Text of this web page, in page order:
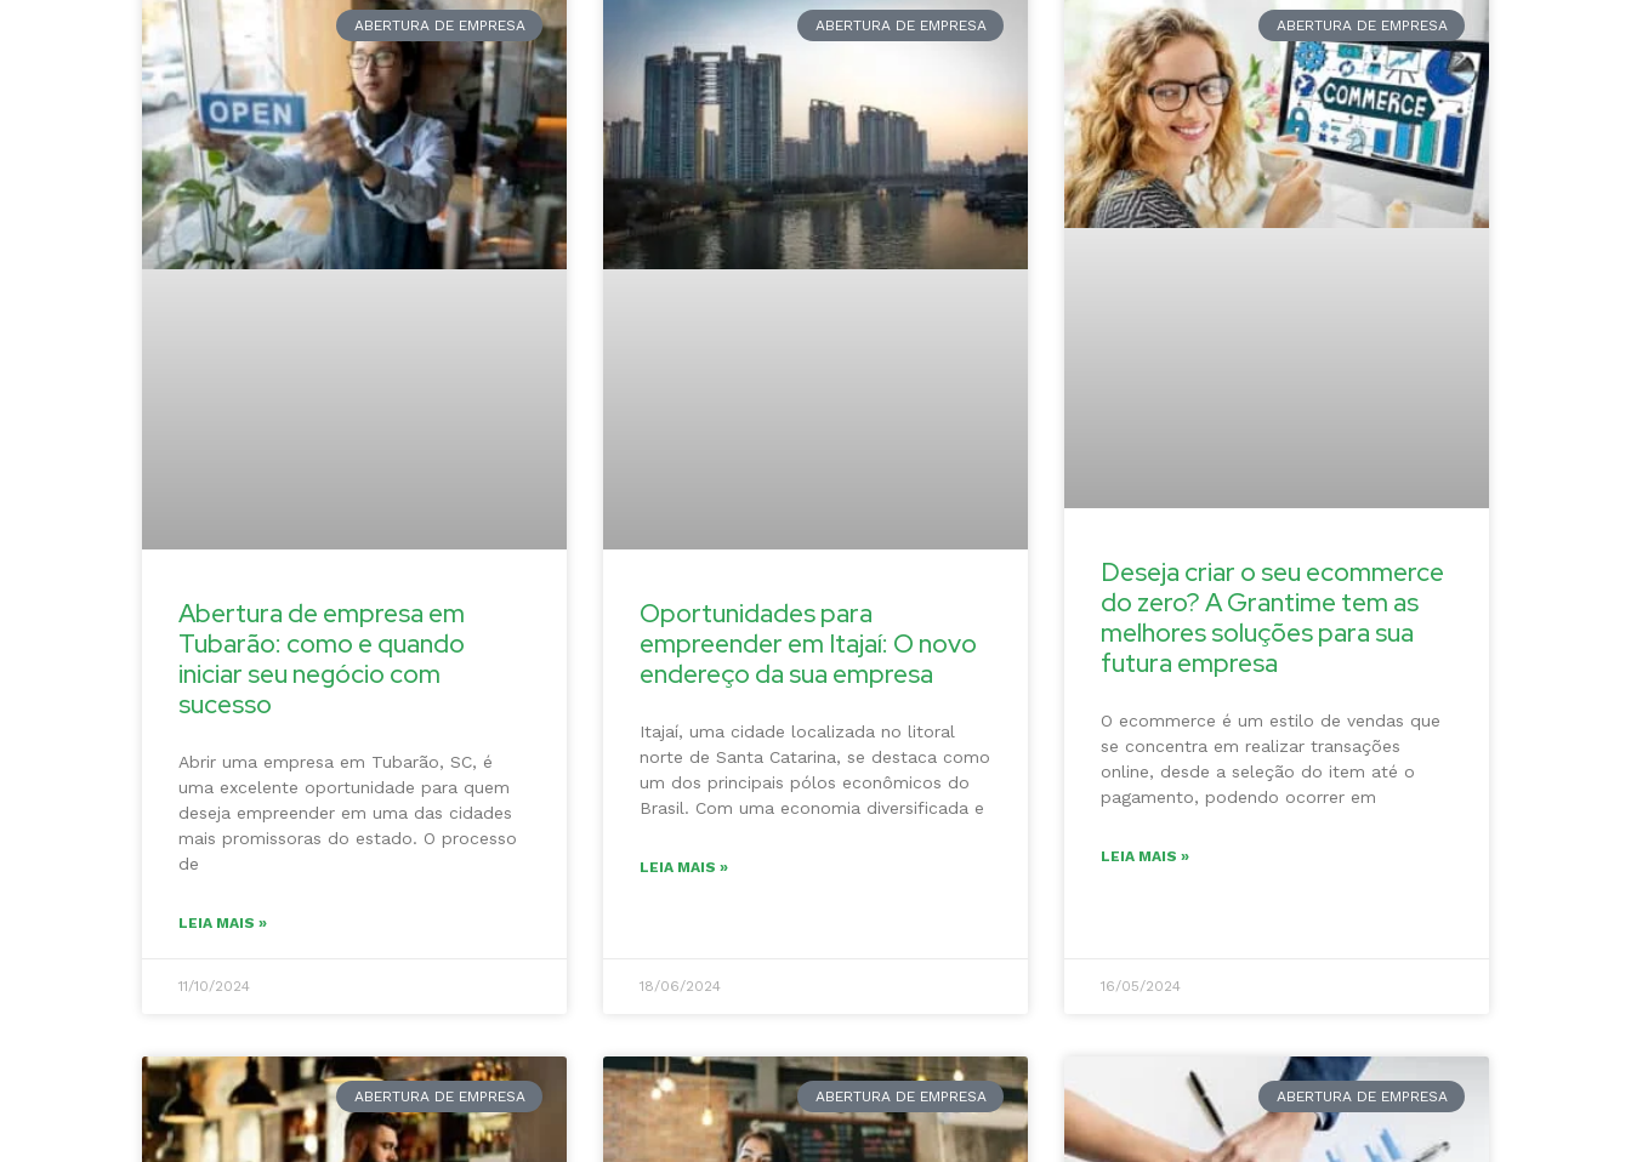
ABERTURA DE EMPRESA
Abertura de empresa em
Tubarão: como e quando
iniciar seu negócio com
sucesso
Abrir uma empresa em Tubarão, SC, é
uma excelente oportunidade para quem
deseja empreender em uma das cidades
mais promissoras do estado. O processo
de
LEIA MAIS »
11/10/2024
ABERTURA DE EMPRESA
Oportunidades para
empreender em Itajaí: O novo
endereço da sua empresa
Itajaí, uma cidade localizada no litoral
norte de Santa Catarina, se destaca como
um dos principais pólos econômicos do
Brasil. Com uma economia diversificada e
LEIA MAIS »
18/06/2024
ABERTURA DE EMPRESA
Deseja criar o seu ecommerce
do zero? A Grantime tem as
melhores soluções para sua
futura empresa
O ecommerce é um estilo de vendas que
se concentra em realizar transações
online, desde a seleção do item até o
pagamento, podendo ocorrer em
LEIA MAIS »
16/05/2024
ABERTURA DE EMPRESA ABERTURA DE EMPRESA ABERTURA DE EMPRESA